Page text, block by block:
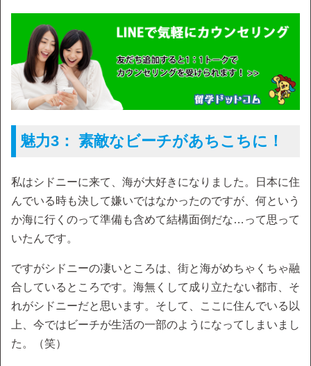
魅力3： 素敵なビーチがあちこちに！
私はシドニーに来て、海が大好きになりました。日本に住
んでいる時も決して嫌いではなかったのですが、何という
か海に行くのって準備も含めて結構面倒だな…って思って
いたんです。
ですがシドニーの凄いところは、街と海がめちゃくちゃ融
合しているところです。海無くして成り立たない都市、そ
れがシドニーだと思います。そして、ここに住んでいる以
上、今ではビーチが生活の一部のようになってしまいまし
た。（笑）